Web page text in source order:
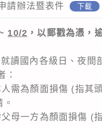
請辦法暨表件 下載
10/2 ，以郵戳為憑，
讀國內各級日、夜
：
需為顏面損傷 (指其
母一方為顏面損傷 (